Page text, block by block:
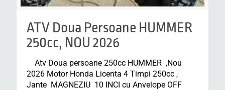
ATV Doua Persoane HUMMER
250cc, NOU 2026
Atv Doua persoane 250cc HUMMER ,Nou
2026 Motor Honda Licenta 4 Timpi 250cc ,
Jante MAGNEZIU 10 INCI cu Anvelope OFF